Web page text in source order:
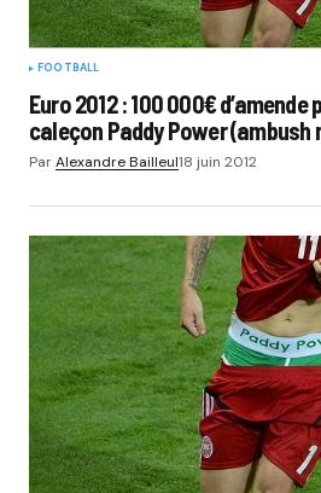
FOOTBALL
Euro 2012 : 100 000€
caleçon Paddy Power (ambush
ParAlexandre Bailleul18 juin 2012